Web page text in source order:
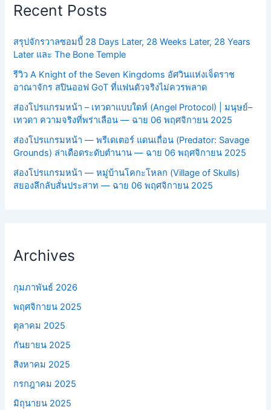
Recent Posts
สรุปจักรวาลซอมบี้ 28 Days Later, 28 Weeks Later, 28 Years
Later และ The Bone Temple
รีวิว A Knight of the Seven Kingdoms อัศวินแห่งเจ็ดราช
อาณาจักร สปินออฟ GoT ที่แฟนตัวจริงไม่ควรพลาด
ส่องโปรแกรมหน้า – เทวดาแบบใดห์ (Angel Protocol) | มนุษย์–
เทวดา ความจริงที่พร่าเลือน — ฉาย 06 พฤศจิกายน 2025
ส่องโปรแกรมหน้า — พรีเดเตอร์ แดนเถื่อน (Predator: Savage
Grounds) ล่าเดือดระดับตำนาน — ฉาย 06 พฤศจิกายน 2025
ส่องโปรแกรมหน้า — หมู่บ้านโคกะโหลก (Village of Skulls)
สยองลึกลับสั่นประสาท — ฉาย 06 พฤศจิกายน 2025
Archives
กุมภาพันธ์ 2026
พฤศจิกายน 2025
ตุลาคม 2025
กันยายน 2025
สิงหาคม 2025
กรกฎาคม 2025
มิถุนายน 2025